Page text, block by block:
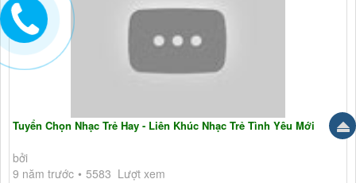
Tuyển Chọn Nhạc Trẻ Hay - Liên Khúc Nhạc Trẻ Tình Yêu Mới
bởi
9 năm trước
5583 Lượt xem